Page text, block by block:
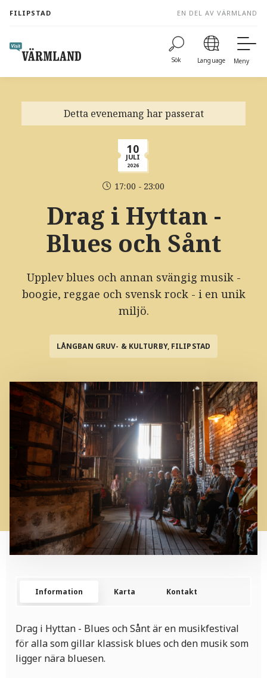
content
FILIPSTAD EN DEL AV VÄRMLAND
Sök Language Meny
Detta evenemang har passerat
10
JULI
2026
17:00 - 23:00
Drag i Hyttan -
Blues och Sånt
Upplev blues och annan svängig musik -
boogie, reggae och svensk rock - i en unik
miljö.
LÅNGBAN GRUV- & KULTURBY, FILIPSTAD
Information Karta Kontakt
Drag i Hyttan - Blues och Sånt är en musikfestival
för alla som gillar klassisk blues och den musik som
ligger nära bluesen.